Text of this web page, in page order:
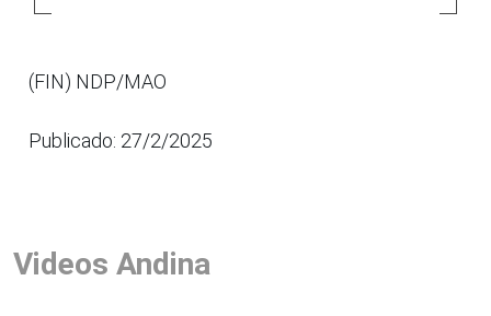
(FIN) NDP/MAO
Publicado: 27/2/2025
Videos Andina